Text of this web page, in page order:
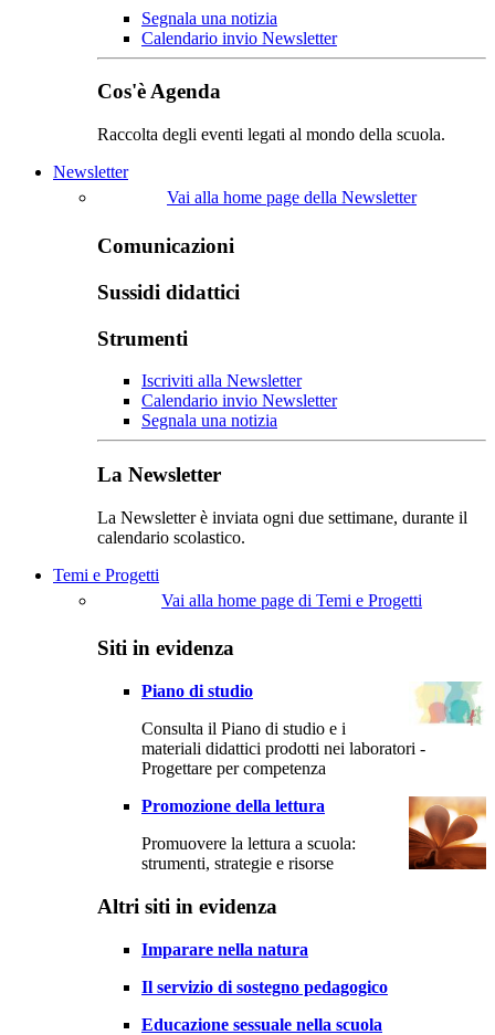
Segnala una notizia
Calendario invio Newsletter
Cos'è Agenda
Raccolta degli eventi legati al mondo della scuola.
Newsletter
Vai alla home page della Newsletter
Comunicazioni
Sussidi didattici
Strumenti
Iscriviti alla Newsletter
Calendario invio Newsletter
Segnala una notizia
La Newsletter
La Newsletter è inviata ogni due settimane, durante il
calendario scolastico.
Temi e Progetti
Vai alla home page di Temi e Progetti
Siti in evidenza
Piano di studio
Consulta il Piano di studio e i
materiali didattici prodotti nei laboratori -
Progettare per competenza
Promozione della lettura
Promuovere la lettura a scuola:
strumenti, strategie e risorse
Altri siti in evidenza
Imparare nella natura
Il servizio di sostegno pedagogico
Educazione sessuale nella scuola